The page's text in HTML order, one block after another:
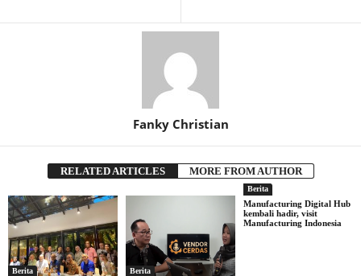
Fanky Christian
RELATED ARTICLES MORE FROM AUTHOR
Berita Berita
Berita
Manufacturing Digital Hub
kembali hadir, visit
Manufacturing Indonesia